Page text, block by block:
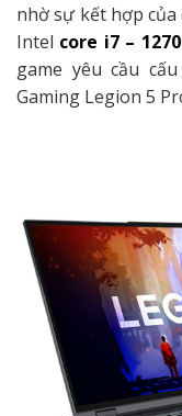
nhờ sự kết hợp của
Intel core i7 –
game yêu cầu
Gaming Legion 5